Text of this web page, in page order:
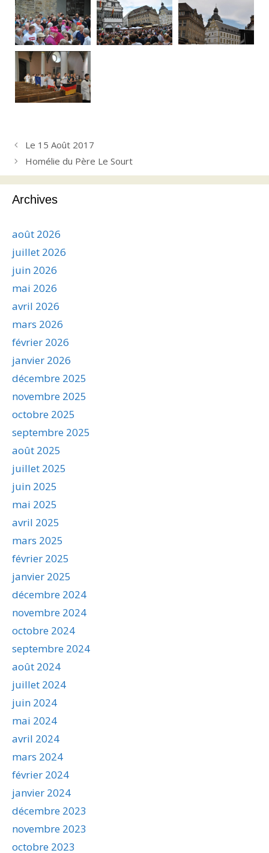
Le 15 Août 2017
Homélie du Père Le Sourt
Archives
août 2026
juillet 2026
juin 2026
mai 2026
avril 2026
mars 2026
février 2026
janvier 2026
décembre 2025
novembre 2025
octobre 2025
septembre 2025
août 2025
juillet 2025
juin 2025
mai 2025
avril 2025
mars 2025
février 2025
janvier 2025
décembre 2024
novembre 2024
octobre 2024
septembre 2024
août 2024
juillet 2024
juin 2024
mai 2024
avril 2024
mars 2024
février 2024
janvier 2024
décembre 2023
novembre 2023
octobre 2023